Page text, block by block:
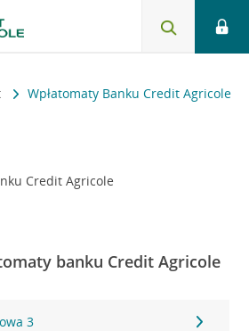
Wpłatomaty Banku Credit Agricole
Credit Agricole
banku Credit Agricole
3